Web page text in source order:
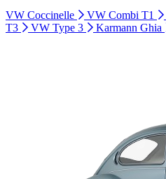
VW Coccinelle
VW Combi T1
T3
VW Type 3 Karmann Ghia